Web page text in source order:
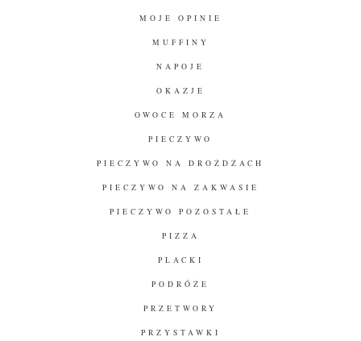
MOJE OPINIE
MUFFINY
NAPOJE
OKAZJE
OWOCE MORZA
PIECZYWO
PIECZYWO NA DROŻDŻACH
PIECZYWO NA ZAKWASIE
PIECZYWO POZOSTAŁE
PIZZA
PLACKI
PODRÓŻE
PRZETWORY
PRZYSTAWKI